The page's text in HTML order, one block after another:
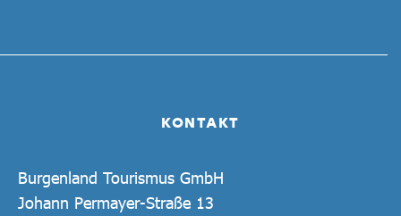
KONTAKT
Burgenland Tourismus GmbH
Johann Permayer-Straße 13